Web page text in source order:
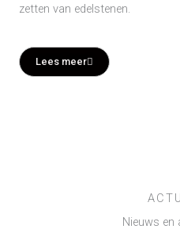
zetten van edelstenen.
Lees meer
Nieuws en